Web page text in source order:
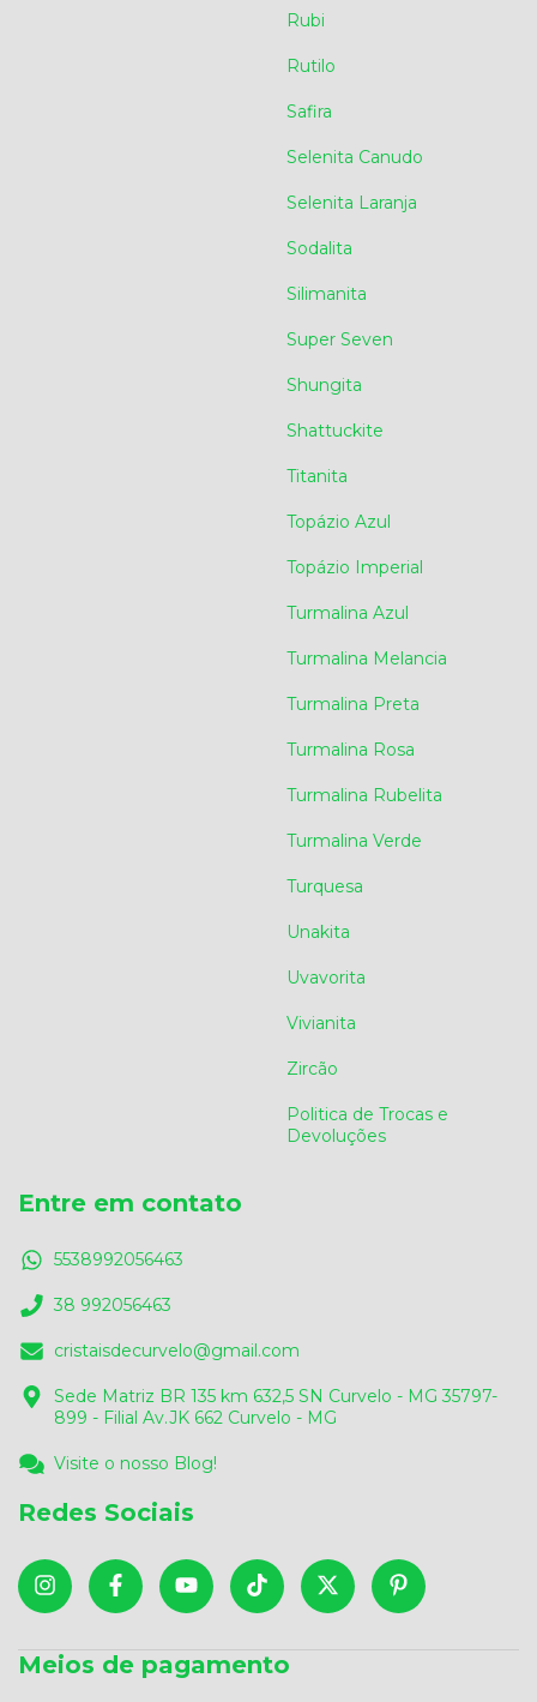
Rubi
Rutilo
Safira
Selenita Canudo
Selenita Laranja
Sodalita
Silimanita
Super Seven
Shungita
Shattuckite
Titanita
Topázio Azul
Topázio Imperial
Turmalina Azul
Turmalina Melancia
Turmalina Preta
Turmalina Rosa
Turmalina Rubelita
Turmalina Verde
Turquesa
Unakita
Uvavorita
Vivianita
Zircão
Politica de Trocas e
Devoluções
Entre em contato
5538992056463
38 992056463
cristaisdecurvelo@gmail.com
Sede Matriz BR 135 km 632,5 SN Curvelo - MG 35797-
899 - Filial Av.JK 662 Curvelo - MG
Visite o nosso Blog!
Redes Sociais
Meios de pagamento